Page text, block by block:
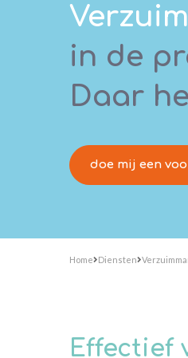
in de
Daar
doe mij een
Home Diensten
Effectief